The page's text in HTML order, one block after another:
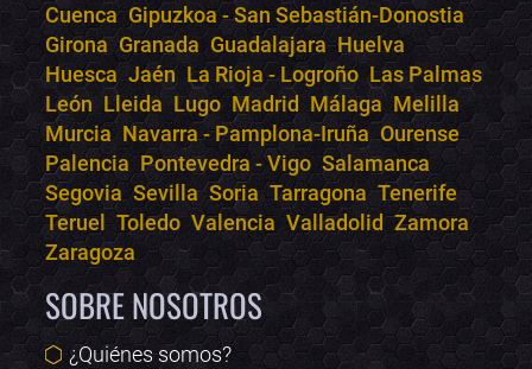
Cuenca Gipuzkoa - San Sebastián-Donostia
Girona Granada Guadalajara Huelva
Huesca Jaén La Rioja - Logroño Las Palmas
León Lleida Lugo Madrid Málaga Melilla
Murcia Navarra - Pamplona-Iruña Ourense
Palencia Pontevedra - Vigo Salamanca
Segovia Sevilla Soria Tarragona Tenerife
Teruel
Toledo Valencia Valladolid Zamora
Zaragoza
SOBRE NOSOTROS
¿Quiénes somos?